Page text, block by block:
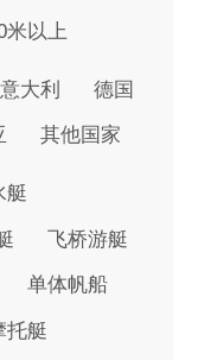
米以上
意大利 德国
其他国家
艇
飞桥游艇
单体帆船
托艇